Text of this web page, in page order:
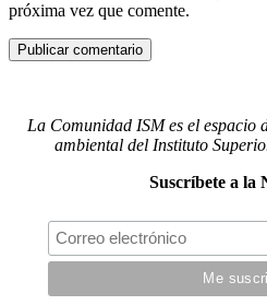
próxima vez que comente.
La Comunidad ISM es el espacio
ambiental del Instituto
Suscríbete a la